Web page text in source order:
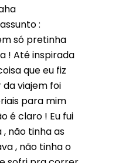
:
só pretinha
! Até inspirada
que eu fiz
viajem foi
para mim
é claro ! Eu fui
não tinha as
, não tinha o